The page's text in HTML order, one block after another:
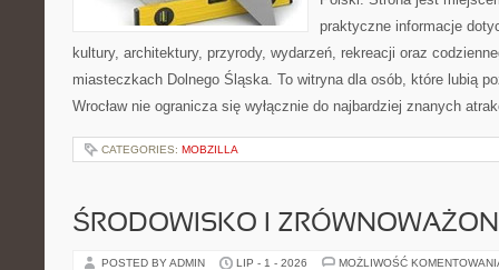
praktyczne informacje
kultury, architektury, przyrody, wydarzeń, rekreacji oraz
miasteczkach Dolnego Śląska. To witryna dla osób, które lubią
Wrocław nie ogranicza się wyłącznie do najbardziej znanych
CATEGORIES: MOBZILLA
ŚRODOWISKO I
POSTED BY ADMIN LIP - 1 - 2026 MOŻLIWOŚĆ